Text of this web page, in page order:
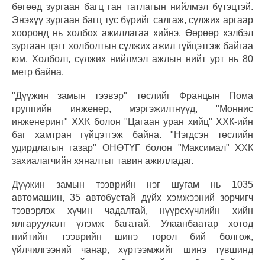
бөгөөд зургаан багц ган татлагын нийлмэл бүтэцтэй.
Энэхүү зургаан багц тус бүрийг салгаж, сүлжих аргаар
хооронд нь холбох ажиллагаа хийнэ. Өөрөөр хэлбэл
зургаан цэгт холболтын сүлжих ажил гүйцэтгэж байгаа
юм. Холболт, сүлжих нийлмэл ажлын нийт урт нь 80
метр байна.
"Дүүжин замын тээвэр" төслийг Францын Пома
группийн инженер, мэргэжилтнүүд, "Моннис
инженеринг" ХХК болон "Цагаан уран хийц" ХХК-ийн
баг хамтран гүйцэтгэж байна. "Нэгдсэн төслийн
удирдлагын газар" ОНӨТҮГ болон "Максимал" ХХК
захиалагчийн хяналтыг тавин ажилладаг.
Дүүжин замын тээврийн нэг шугам нь 1035
автомашин, 35 автобустай дүйх хэмжээний зорчигч
тээвэрлэх хүчин чадалтай, нүүрсхүчлийн хийн
ялгаруулалт үлэмж багатай. Улаанбаатар хотод
нийтийн тээврийн шинэ төрөл бий болгож,
үйлчилгээний чанар, хүртээмжийг шинэ түвшинд